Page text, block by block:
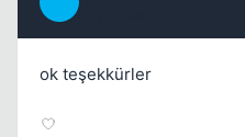
ok teşekkürler